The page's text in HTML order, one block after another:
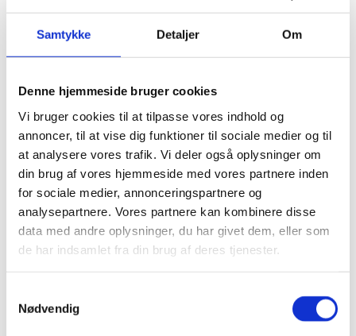
Samtykke Detaljer Om
Denne hjemmeside bruger cookies
Vi bruger cookies til at tilpasse vores indhold og
annoncer, til at vise dig funktioner til sociale medier og til
at analysere vores trafik. Vi deler også oplysninger om
din brug af vores hjemmeside med vores partnere inden
for sociale medier, annonceringspartnere og
analysepartnere. Vores partnere kan kombinere disse
data med andre oplysninger, du har givet dem, eller som
de har indsamlet fra din brug af deres tjenester.
Nødvendig
Siddegrupper
Hjørnesofaer
Havebord med stole
Hyndeboks
Luksus Loveboats
Liggestole
Plejemidler til polyrattan møbler
Tyske Strandkurve
Model Anholt
Model Anholt & Lübeck cover
Model Sylt
Model Sylt & Lübeck XL cover
Tilbehør til Strandkurve Anholt & Sylt
Model Fur
Model Rømø
Model Lübeck (Luksus)
Strandkurv cover I flere størrelser
Udendørs EL
Børn